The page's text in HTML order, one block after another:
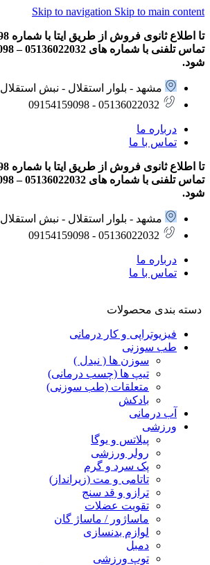
Skip to navigation Skip to main content
شود.
مشهد - بلوار استقلال - نبش استقلال 7 - پلاک 37
05136022032 - 09154159098
درباره ما
تماس با ما
شود.
مشهد - بلوار استقلال - نبش استقلال 7 - پلاک 37
05136022032 - 09154159098
درباره ما
تماس با ما
دسته بندی محصولات
فیزیوتراپی و کار درمانی
طب سوزنی
سوزن ها ( نیدل )
تیپ ها (چسب درمانی)
متعلقات (طب سوزنی)
بادکش
آب درمانی
ورزشی
پیلاتس و یوگا
رولر ورزشی
پک سرد و گرم
تاتامی و مت (زیرانداز)
ترازو و قد سنج
تقویت عضلات
ماساژور / ماساژ گان
لوازم بدنسازی
دمبل
توپ ورزشی